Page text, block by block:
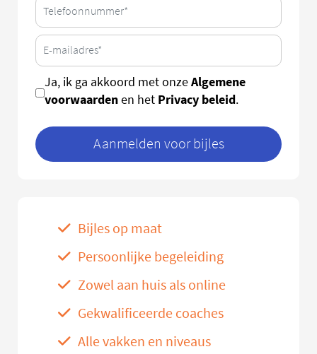
Ja, ik ga akkoord met onzeAlgemene
voorwaardenen het Privacy beleid.
Aanmelden voor bijles
Bijles op maat
Persoonlijke begeleiding
Zowel aan huis als online
Gekwalificeerde coaches
Alle vakken en niveaus